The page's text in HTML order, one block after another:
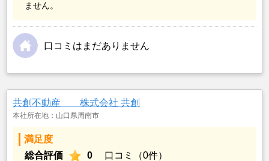
ません。
口コミはまだありません
共創不動産 株式会社 共創
本社所在地：山口県周南市
満足度
総合評価
0 口コミ（0件）